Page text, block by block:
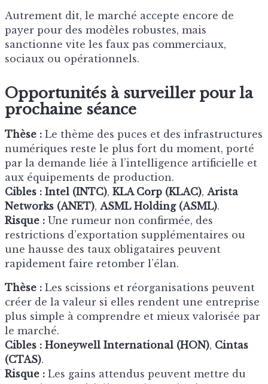
Autrement dit, le marché accepte encore de
payer pour des modèles robustes, mais
sanctionne vite les faux pas commerciaux,
sociaux ou opérationnels.
Opportunités à surveiller pour la
prochaine séance
Thèse : Le thème des puces et des infrastructures
numériques reste le plus fort du moment, porté
par la demande liée à l’intelligence artificielle et
aux équipements de production.
Cibles : Intel (INTC), KLA Corp (KLAC), Arista
Networks (ANET), ASML Holding (ASML).
Risque : Une rumeur non confirmée, des
restrictions d’exportation supplémentaires ou
une hausse des taux obligataires peuvent
rapidement faire retomber l’élan.
Thèse : Les scissions et réorganisations peuvent
créer de la valeur si elles rendent une entreprise
plus simple à comprendre et mieux valorisée par
le marché.
Cibles : Honeywell International (HON), Cintas
(CTAS).
Risque : Les gains attendus peuvent mettre du